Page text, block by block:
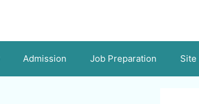
Admission Job Preparation Site